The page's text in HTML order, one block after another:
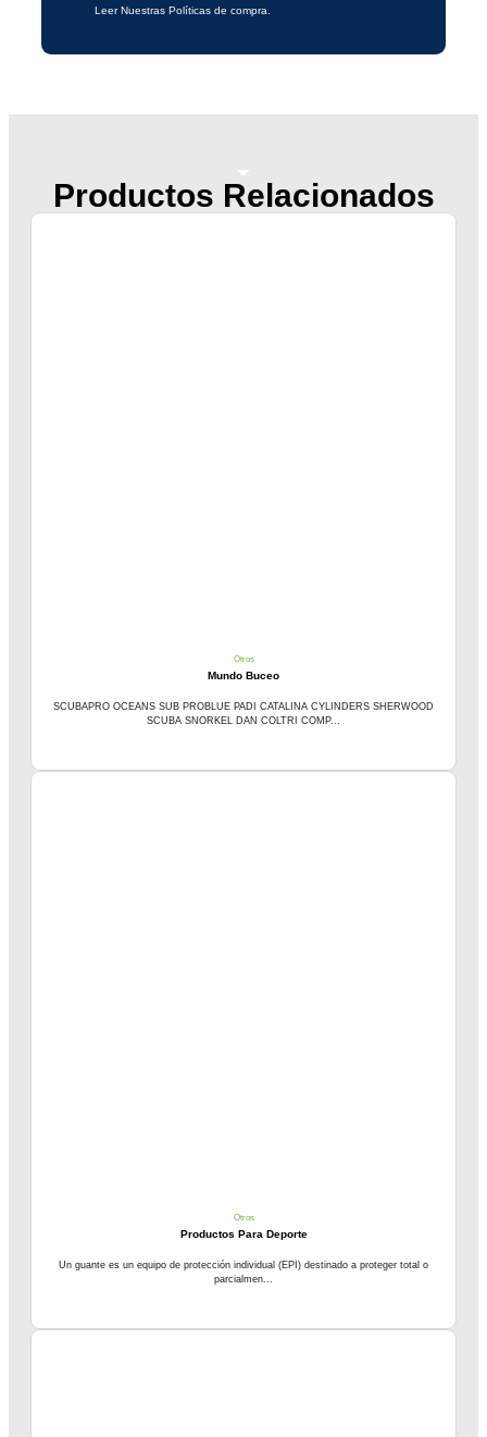
Leer Nuestras Políticas de compra.
Productos Relacionados
Otros
Mundo Buceo
SCUBAPRO OCEANS SUB PROBLUE PADI CATALINA CYLINDERS SHERWOOD
SCUBA SNORKEL DAN COLTRI COMP...
Otros
Productos Para Deporte
Un guante es un equipo de protección individual (EPI) destinado a proteger total o
parcialmen...